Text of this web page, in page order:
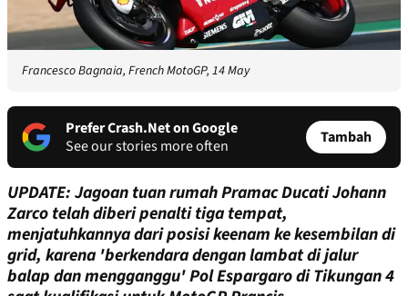
Francesco Bagnaia, French MotoGP, 14 May
Prefer Crash.Net on Google
See our stories more often
Tambah
UPDATE: Jagoan tuan rumah Pramac Ducati Johann
Zarco telah diberi penalti tiga tempat,
menjatuhkannya dari posisi keenam ke kesembilan di
grid, karena 'berkendara dengan lambat di jalur
balap dan mengganggu' Pol Espargaro di Tikungan 4